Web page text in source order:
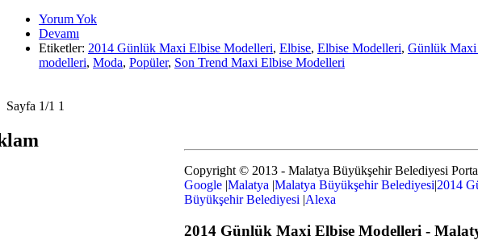
Yorum Yok
Devamı
Etiketler: 2014 Günlük Maxi Elbise Modelleri, Elbise, Elbise Modelleri, Günlük
modelleri, Moda, Popüler, Son Trend Maxi Elbise Modelleri
Sayfa 1/1 1
Copyright © 2013 - Malatya Büyükşehir Belediyesi
Google |Malatya |Malatya Büyükşehir Belediyesi|2014
Büyükşehir Belediyesi |Alexa
2014 Günlük Maxi Elbise Modelleri -